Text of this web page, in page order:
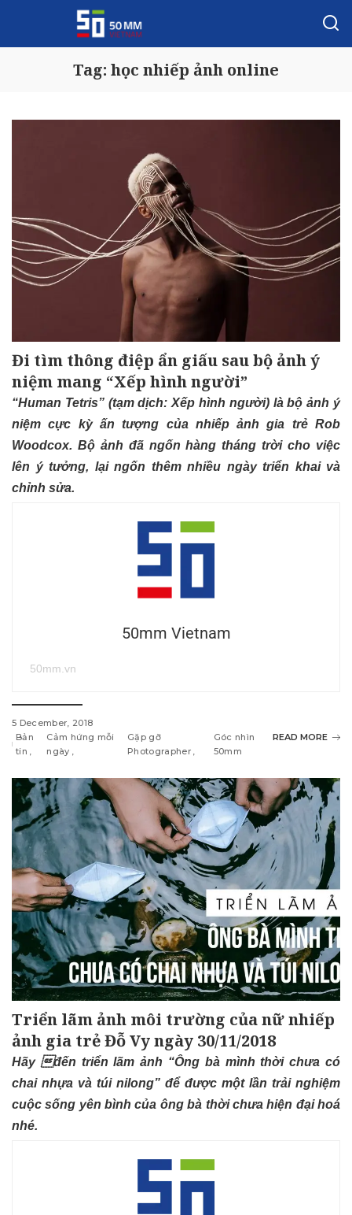
Tag: học nhiếp ảnh online
Đi tìm thông điệp ẩn giấu sau bộ ảnh ý
niệm mang “Xếp hình người”
“Human Tetris” (tạm dịch: Xếp hình người) là bộ ảnh ý
niệm cực kỳ ấn tượng của nhiếp ảnh gia trẻ Rob
Woodcox. Bộ ảnh đã ngốn hàng tháng trời cho việc
lên ý tưởng, lại ngốn thêm nhiều ngày triển khai và
chỉnh sửa.
50mm Vietnam
50mm.vn
5 December, 2018
Bản
tin
Cảm hứng mỗi
ngày
Gặp gỡ
Photographer
Góc nhìn
50mm
READ MORE
Triển lãm ảnh môi trường của nữ nhiếp
ảnh gia trẻ Đỗ Vy ngày 30/11/2018
Hãy đến triển lãm ảnh “Ông bà mình thời chưa có
chai nhựa và túi nilong” để được một lần trải nghiệm
cuộc sống yên bình của ông bà thời chưa hiện đại hoá
nhé.